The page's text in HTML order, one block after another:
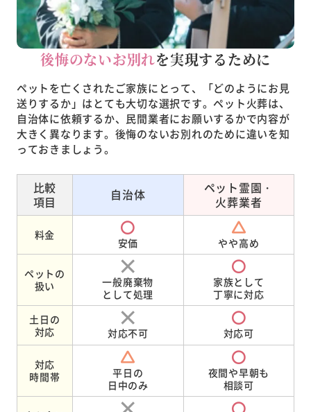
後悔のないお別れを実現するために
ペットを亡くされたご家族にとって、「どのようにお見
送りするか」はとても大切な選択です。ペット火葬は、
自治体に依頼するか、民間業者にお願いするかで内容が
大きく異なります。後悔のないお別れのために違いを知
っておきましょう。
比較
項目
自治体
ペット霊園・
火葬業者
料金
安価 やや高め
ペットの
扱い
一般廃棄物
として処理
家族として
丁寧に対応
土日の
対応
対応不可 対応可
対応
時間帯
平日の
日中のみ
夜間や早朝も
相談可